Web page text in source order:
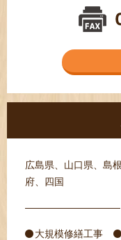
広島県、山口県、島
府、四国
大規模修繕工事